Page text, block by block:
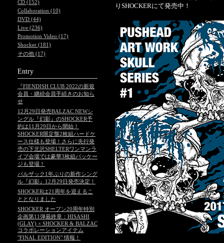
りSHOCKERにて発売中！
CD (152)
Collaboration (10)
DVD (44)
Live (236)
Promotion Video (17)
Shocker (181)
その他 (17)
Entry
『FIENDISH CLUB 2022の新規
会員・継続会員手続きのお知ら
せ
12月29日発売BALZAC NEWシ
ングル『幻影』のSHOCKER予
約は11月29日から開始！
SHOCKER限定盤2枚組ハードケ
ース仕様も登場！さらに先行発
売の下北沢SHELTERワンマンラ
イブ会場では豪華3枚組パッケー
ジも登場！
バルザック1年ぶりの新作シング
ル『幻影』12月29日発売決定！
SHOCKERは21周年を迎えるこ
ととなりました
SHOCKER オープン20周年特別
企画第11弾最終章：HISASHI
(GLAY) × SHOCKER & BALZAC
コラボレーションアイテム
"FINAL EDITION" 情報！